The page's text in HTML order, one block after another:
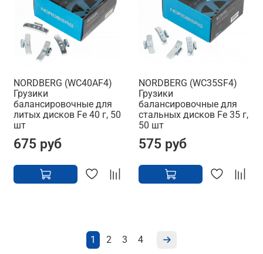
NORDBERG (WC40AF4)
Грузики
балансировочные для
литых дисков Fe 40 г, 50
шт
675 руб
NORDBERG (WC35SF4)
Грузики
балансировочные для
стальных дисков Fe 35 г,
50 шт
575 руб
1 2 3 4